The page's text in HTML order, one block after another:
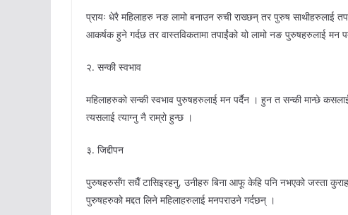
प्रायः धेरै महिलाहरु नङ लामो बनाउन रुची राख्छन् तर पुरुष साथीहरुलाई
आकर्षक हुने गर्दछ तर वास्तविकतामा तपाईंको यो लामो नङ पुरुषहरुलाई मन
२. सन्की स्वभाव
महिलाहरुको सन्की स्वभाव पुरुषहरुलाई मन पर्दैन । हुन त सन्की मान्छे
त्यसलाई त्याग्नु नै राम्रो हुन्छ ।
३. जिद्दीपन
पुरुषहरुसँग सधैँ टासिइरहनु, उनीहरु बिना आफू केहि पनि नभएको जस्ता
पुरुषहरुको मद्दत लिने महिलाहरुलाई मनपराउने गर्दछन् ।